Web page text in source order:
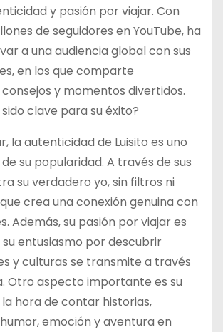
y pasión por viajar. Con
de seguidores en YouTube, ha
a una audiencia global con sus
en los que comparte
y momentos divertidos.
clave para su éxito?
la autenticidad de Luisito es uno
su popularidad. A través de sus
su verdadero yo, sin filtros ni
crea una conexión genuina con
Además, su pasión por viajar es
entusiasmo por descubrir
y culturas se transmite a través
Otro aspecto importante es su
hora de contar historias,
emoción y aventura en